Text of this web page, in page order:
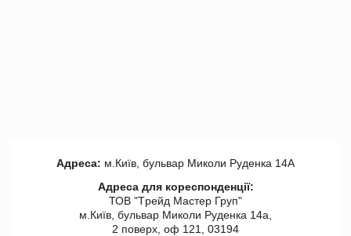
Адреса: м.Київ, бульвар Миколи Руденка 14А
Адреса для кореспонденції:
ТОВ "Tрейд Мастер Груп"
м.Київ, бульвар Миколи Руденка 14а,
2 поверх, оф 121, 03194